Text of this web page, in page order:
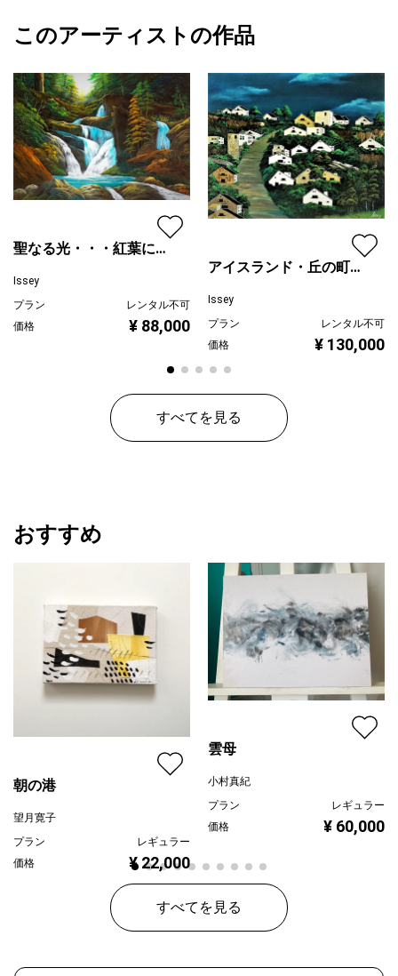
カラー
赤
ジャンル
風景画
配送目安
二週間以内
Issey
このアーティストの作品
聖なる光・・・紅葉に注
Issey
プラン
レンタル不可
価格
¥ 88,000
アイスランド・丘の町並
Issey
プラン
レンタル不可
価格
¥ 130,000
すべてを見る
おすすめ
朝の港
望月寛子
プラン
レギュラー
価格
¥ 22,000
雲母
小村真紀
プラン
レギュラー
価格
¥ 60,000
すべてを見る